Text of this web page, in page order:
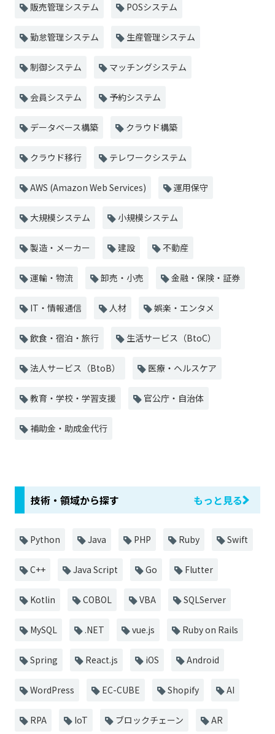
販売管理システム POSシステム
勤怠管理システム 生産管理システム
制御システム マッチングシステム
会員システム 予約システム
データベース構築 クラウド構築
クラウド移行 テレワークシステム
AWS (Amazon Web Services) 運用保守
大規模システム 小規模システム
製造・メーカー 建設 不動産
運輸・物流 卸売・小売 金融・保険・証券
IT・情報通信 人材 娯楽・エンタメ
飲食・宿泊・旅行 生活サービス（BtoC）
法人サービス（BtoB） 医療・ヘルスケア
教育・学校・学習支援 官公庁・自治体
補助金・助成金代行
技術・領域から探す もっと見る
Python Java PHP Ruby Swift
C++ Java Script Go Flutter
Kotlin COBOL VBA SQLServer
MySQL .NET vue.js Ruby on Rails
Spring React.js iOS Android
WordPress EC-CUBE Shopify AI
RPA IoT ブロックチェーン AR